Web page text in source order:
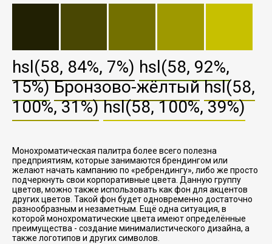
hsl(58, 84%, 7%) hsl(58, 92%,
15%) Бронзово-жёлтый hsl(58,
100%, 31%) hsl(58, 100%, 39%)
Монохроматическая палитра более всего полезна
предприятиям, которые занимаются брендингом или
желают начать кампанию по
ребрендингу , либо же просто
подчеркнуть свои корпоративные цвета. Данную группу
цветов, можно также использовать как фон для акцентов
других цветов. Такой фон будет одновременно достаточно
разнообразным и незаметным. Ещё одна ситуация, в
которой монохроматические цвета имеют определённые
преимущества - создание минималистического дизайна, а
также логотипов и других символов.